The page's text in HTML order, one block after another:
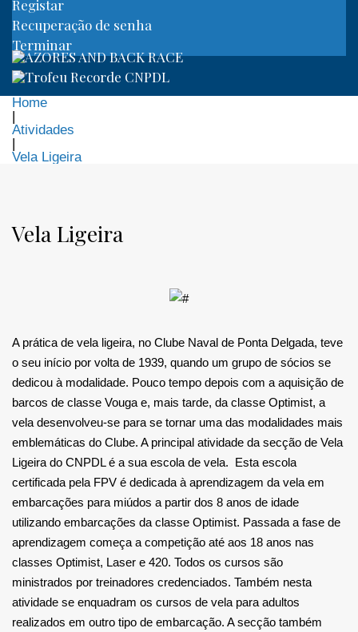
Registar
Recuperação de senha
Terminar
Home
|
Atividades
|
Vela Ligeira
Ligeira
Vela Ligeira
A prática de vela ligeira, no Clube Naval de Ponta Delgada, teve
o seu início por volta de 1939, quando um grupo de sócios se
dedicou à modalidade. Pouco tempo depois com a aquisição de
barcos de classe Vouga e, mais tarde, da classe Optimist, a
vela desenvolveu-se para se tornar uma das modalidades mais
emblemáticas do Clube. A principal atividade da secção de Vela
Ligeira do CNPDL é a sua escola de vela. Esta escola
certificada pela FPV é dedicada à aprendizagem da vela em
embarcações para miúdos a partir dos 8 anos de idade
utilizando embarcações da classe Optimist. Passada a fase de
aprendizagem começa a competição até aos 18 anos nas
classes Optimist, Laser e 420. Todos os cursos são
ministrados por treinadores credenciados. Também nesta
atividade se enquadram os cursos de vela para adultos
realizados em outro tipo de embarcação. A secção também